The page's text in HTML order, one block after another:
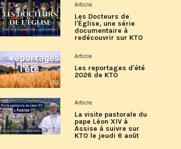
Article
Les Docteurs de
l'Église, une série
documentaire à
redécouvrir sur KTO
Article
Les reportages d'été
2026 de KTO
Article
La visite pastorale du
pape Léon XIV à
Assise à suivre sur
KTO le jeudi 6 août